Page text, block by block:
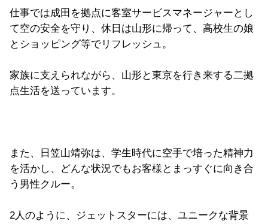
仕事では成田を拠点に客室サービスマネージャーとし
て空の安全を守り、休日は山形に帰って、 高校生の娘
とショッピング等でリフレッシュ。
家族に支えられながら、 山形と東京を行き来する二拠
点生活を送っています。
また、日笠山靖弥は、学生時代に空手で培った精神力
を活かし、どんな状況でもお客様とまっすぐに向き合
う男性クルー。
2人のように、ジェットスターには、 ユニークな背景